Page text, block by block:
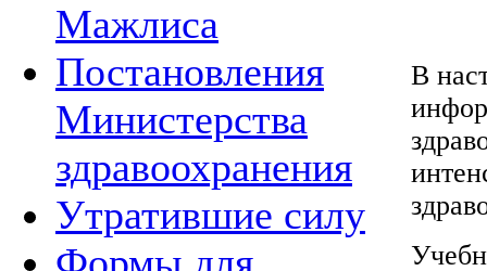
Мажлиса
Постановления
Министерства
здравоохранения
Утратившие силу
В